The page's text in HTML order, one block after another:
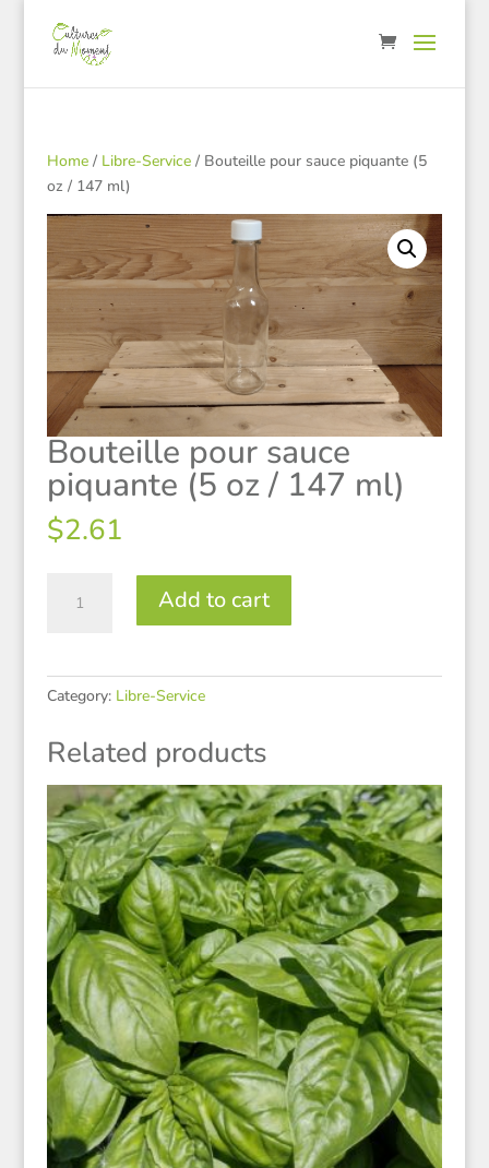
Home/ Libre-Service/ Bouteille pour sauce piquante (5
oz / 147 ml)
Bouteille pour sauce
piquante (5 oz / 147 ml)
$2.61
(5
147
ml)
quantity
Add to cart
Category: Libre-Service
Related products